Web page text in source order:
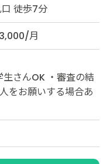
徒歩7分
月
さんOK ・審査の結
をお願いする場合あ